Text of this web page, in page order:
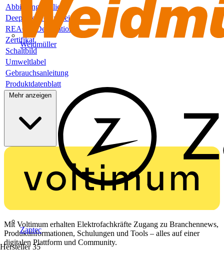
Weidmüller
Zaptec
Hersteller 35
Abbildung ähnlich
Deeplink Produktseite
REACH-Deklaration
Zertifikat
Schaltbild
Umweltlabel
Gebrauchsanleitung
Produktdatenblatt
Mehr anzeigen
Mit Voltimum erhalten Elektrofachkräfte Zugang zu Branchennews,
Produktinformationen, Schulungen und Tools – alles auf einer
digitalen Plattform und Community.